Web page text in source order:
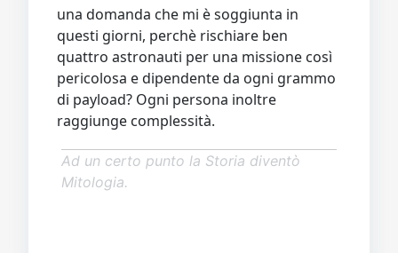
una domanda che mi è soggiunta in
questi giorni, perchè rischiare ben
quattro astronauti per una missione così
pericolosa e dipendente da ogni grammo
di payload? Ogni persona inoltre
raggiunge complessità.
Ad un certo punto la Storia diventò
Mitologia.